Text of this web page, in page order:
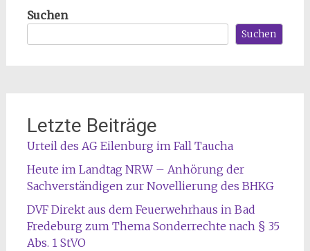
Suchen
Suchen
Letzte Beiträge
Urteil des AG Eilenburg im Fall Taucha
Heute im Landtag NRW – Anhörung der
Sachverständigen zur Novellierung des BHKG
DVF Direkt aus dem Feuerwehrhaus in Bad
Fredeburg zum Thema Sonderrechte nach § 35
Abs. 1 StVO